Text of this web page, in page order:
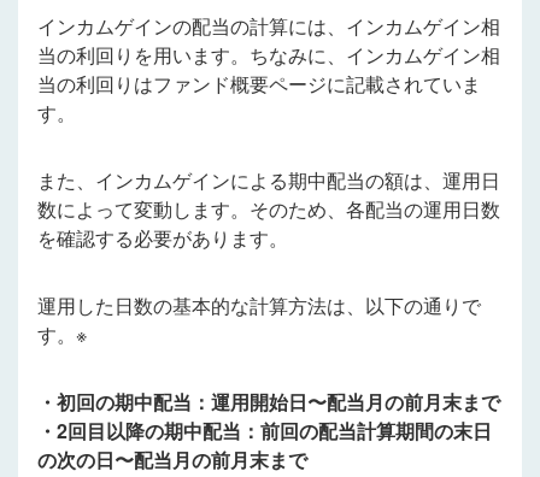
インカムゲインの配当の計算には、 インカムゲイン相
当の利回りを用います。ちなみに、インカムゲイン相
当の利回りはファンド概要ページに記載されていま
す。
また、インカムゲインによる期中配当の額は、運用日
数によって変動します。そのため、各配当の運用日数
を確認する必要があります。
運用した日数の基本的な計算方法は、以下の通りで
す。※
・初回の期中配当：運用開始日〜配当月の前月末まで
・2回目以降の期中配当：前回の配当計算期間の末日
の次の日〜配当月の前月末まで